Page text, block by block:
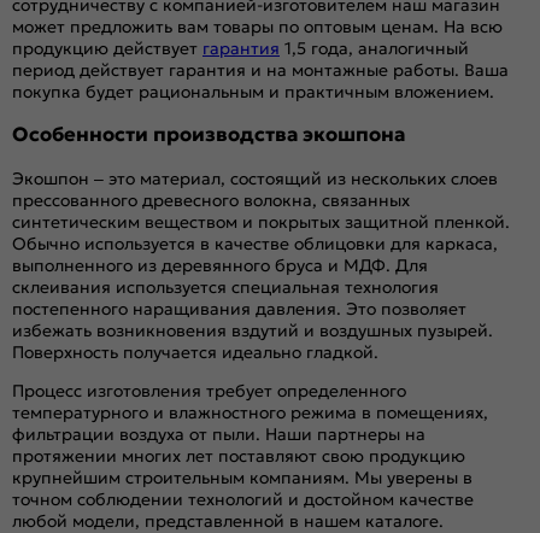
сотрудничеству с компанией-изготовителем наш магазин
может предложить вам товары по оптовым ценам. На всю
продукцию действует гарантия 1,5 года, аналогичный
период действует гарантия и на монтажные работы. Ваша
покупка будет рациональным и практичным вложением.
Особенности производства экошпона
Экошпон – это материал, состоящий из нескольких слоев
прессованного древесного волокна, связанных
синтетическим веществом и покрытых защитной пленкой.
Обычно используется в качестве облицовки для каркаса,
выполненного из деревянного бруса и МДФ. Для
склеивания используется специальная технология
постепенного наращивания давления. Это позволяет
избежать возникновения вздутий и воздушных пузырей.
Поверхность получается идеально гладкой.
Процесс изготовления требует определенного
температурного и влажностного режима в помещениях,
фильтрации воздуха от пыли. Наши партнеры на
протяжении многих лет поставляют свою продукцию
крупнейшим строительным компаниям. Мы уверены в
точном соблюдении технологий и достойном качестве
любой модели, представленной в нашем каталоге.